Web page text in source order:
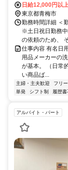
選択可 ＊転勤な
日給12,000円以上
東京都青梅市
勤務時間詳細 ＜
※土日祝日勤務
の依頼のため、
仕事内容 有名日
用品メーカーの
が基本。 （日常
い商品ば...
主婦・主夫歓迎 フリ
単発
シフト制 履歴
アルバイト・パート